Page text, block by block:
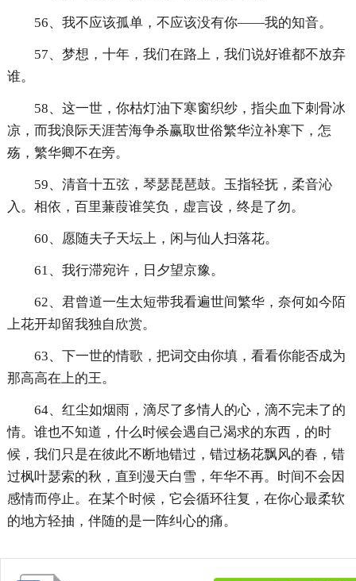
56、我不应该孤单，不应该没有你——我的知音。
57、梦想，十年，我们在路上，我们说好谁都不放弃
谁。
58、这一世，你枯灯油下寒窗织纱，指尖血下刺骨冰
凉，而我浪际天涯苦海争杀赢取世俗繁华泣补寒下，怎
殇，繁华卿不在旁。
59、清音十五弦，琴瑟琵琶鼓。玉指轻抚，柔音沁
入。相依，百里蒹葭谁笑负，虚言设，终是了勿。
60、愿随夫子天坛上，闲与仙人扫落花。
61、我行滞宛许，日夕望京豫。
62、君曾道一生太短带我看遍世间繁华，奈何如今陌
上花开却留我独自欣赏。
63、下一世的情歌，把词交由你填，看看你能否成为
那高高在上的王。
64、红尘如烟雨，滴尽了多情人的心，滴不完未了的
情。谁也不知道，什么时候会遇自己渴求的东西，的时
候，我们只是在彼此不断地错过，错过杨花飘风的春，错
过枫叶瑟索的秋，直到漫天白雪，年华不再。时间不会因
感情而停止。在某个时候，它会循环往复，在你心最柔软
的地方轻抽，伴随的是一阵纠心的痛。